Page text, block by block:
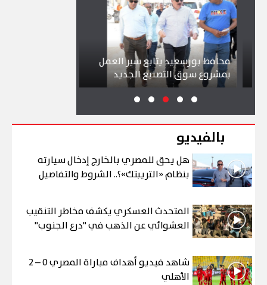
محافظ بورسعيد يتابع سير العمل
بمشروع سوق التصنيع الجديد
بالفيديو
هل يحق للمصري بالخارج إدخال سيارته
بنظام «التريبتك»؟.. الشروط والتفاصيل
المتحدث العسكري يكشف مخاطر التنقيب
العشوائي عن الذهب في "درع الجنوب"
شاهد فيديو أهداف مباراة المصري 0 – 2
الأهلي